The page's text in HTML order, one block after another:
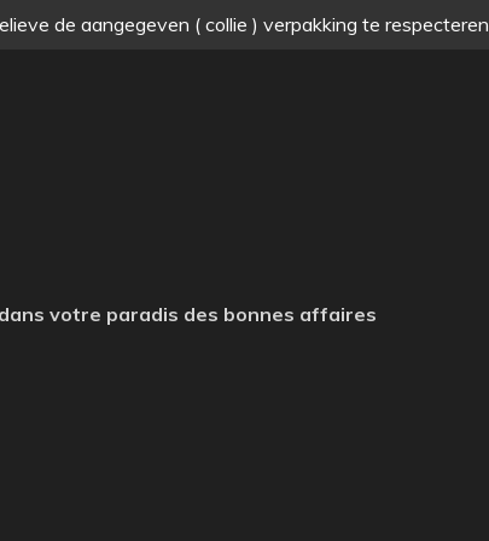
de aangegeven ( collie ) verpakking te respecteren
votre paradis des bonnes affaires